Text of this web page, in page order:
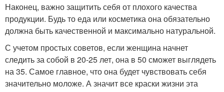
Наконец, важно защитить себя от плохого качества
продукции. Будь то еда или косметика она обязательно
должна быть качественной и максимально натуральной.
С учетом простых советов, если женщина начнет
следить за собой в 20-25 лет, она в 50 сможет выглядеть
на 35. Самое главное, что она будет чувствовать себя
значительно моложе. А значит все краски жизни эта